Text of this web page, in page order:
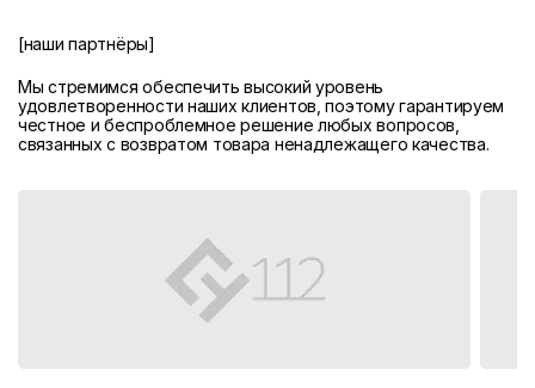
[наши партнёры]
Мы стремимся обеспечить высокий уровень
удовлетворенности наших клиентов, поэтому гарантируем
честное и беспроблемное решение любых вопросов,
связанных с возвратом товара ненадлежащего качества.